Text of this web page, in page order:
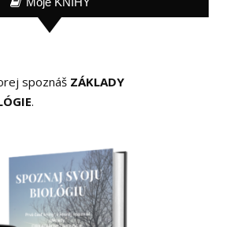
spoznáš ZÁKLADY
.